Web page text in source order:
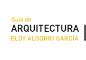
contenido
principal